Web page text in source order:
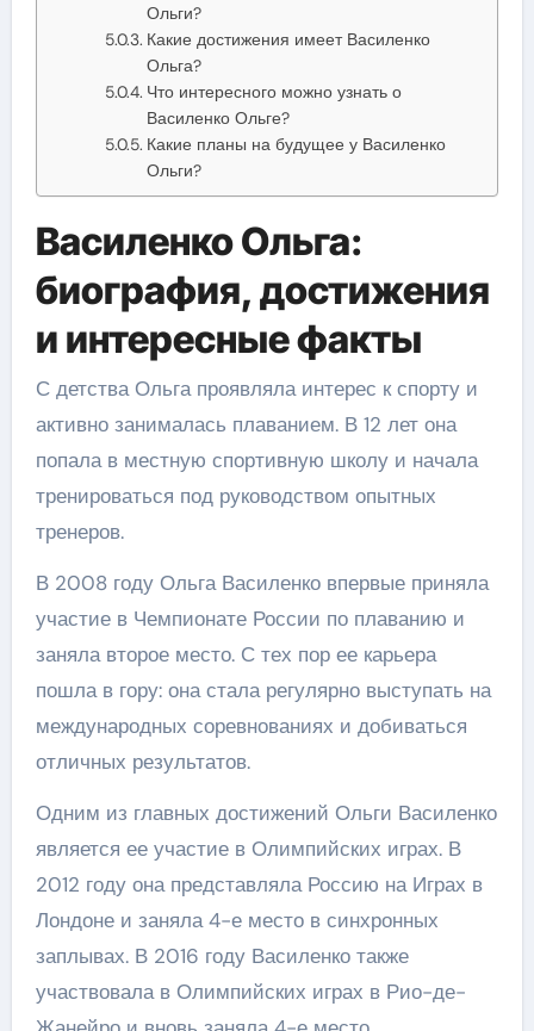
Ольги?
Какие достижения имеет Василенко
Ольга?
Что интересного можно узнать о
Василенко Ольге?
Какие планы на будущее у Василенко
Ольги?
Василенко Ольга:
биография, достижения
и интересные факты
С детства Ольга проявляла интерес к спорту и
активно занималась плаванием. В 12 лет она
попала в местную спортивную школу и начала
тренироваться под руководством опытных
тренеров.
В 2008 году Ольга Василенко впервые приняла
участие в Чемпионате России по плаванию и
заняла второе место. С тех пор ее карьера
пошла в гору: она стала регулярно выступать на
международных соревнованиях и добиваться
отличных результатов.
Одним из главных достижений Ольги Василенко
является ее участие в Олимпийских играх. В
2012 году она представляла Россию на Играх в
Лондоне и заняла 4-е место в синхронных
заплывах. В 2016 году Василенко также
участвовала в Олимпийских играх в Рио-де-